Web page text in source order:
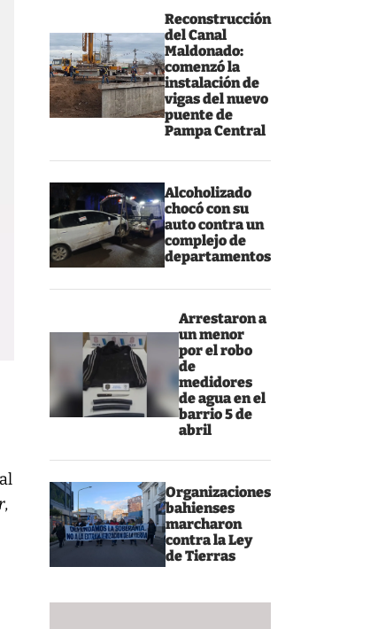
Reconstrucción
del Canal
Maldonado:
comenzó la
instalación de
vigas del nuevo
puente de
Pampa Central
Alcoholizado
chocó con su
auto contra un
complejo de
departamentos
Arrestaron a
un menor
por el robo
de
medidores
de agua en el
barrio 5 de
abril
Organizaciones
bahienses
marcharon
contra la Ley
de Tierras
,